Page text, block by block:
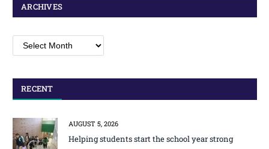
ARCHIVES
RECENT
AUGUST 5, 2026
Helping students start the school year strong